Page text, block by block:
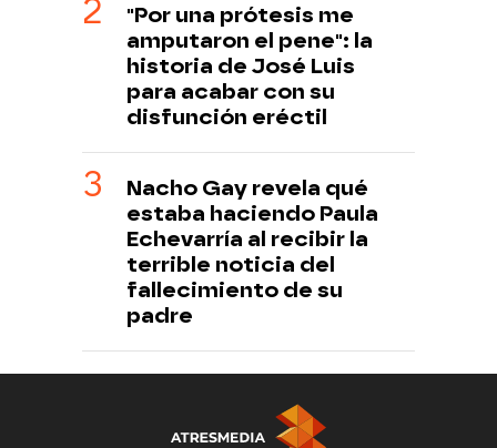
"Por una prótesis me
amputaron el pene": la
historia de José Luis
para acabar con su
disfunción eréctil
Nacho Gay revela qué
estaba haciendo Paula
Echevarría al recibir la
terrible noticia del
fallecimiento de su
padre